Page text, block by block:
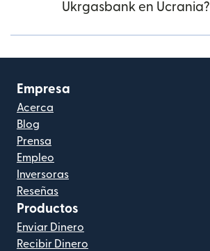
Ukrgasbank en Ucrania?
Empresa
Acerca
Blog
Prensa
Empleo
Inversoras
Reseñas
Productos
Enviar Dinero
Recibir Dinero